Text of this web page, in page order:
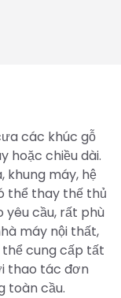
các khúc gỗ
hoặc chiều dài.
khung máy, hệ
thể thay thế thủ
cầu, rất phù
máy nội thất,
thể cung cấp tất
thao tác đơn
toàn cầu.